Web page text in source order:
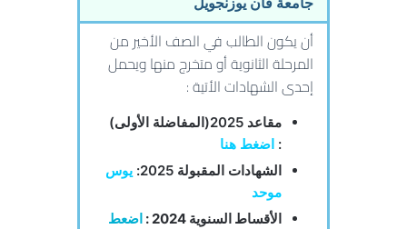
أن يكون الطالب في الصف الأخير من
المرحلة الثانوية أو متخرج منها ويحمل
إحدى الشهادات الأتية :
مقاعد 2025(المفاضلة الأولى)
: اضغط هنا
الشهادات المقبولة 2025:
يوس
موحد
الأقساط السنوية 2024 :
اضعط